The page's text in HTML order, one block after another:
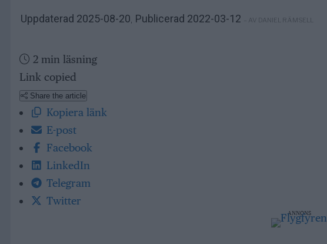
Uppdaterad 2025-08-20 Publicerad 2022-03-12 – AV DANIEL RÄMSELL
2 min läsning
Link copied
Share the article
Kopiera länk
E-post
Facebook
LinkedIn
Telegram
Twitter
ANNONS